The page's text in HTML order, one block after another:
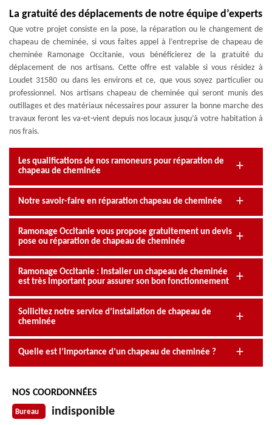
La gratuité des déplacements de notre équipe d’experts
Que votre projet consiste en la pose, la réparation ou le changement de
chapeau de cheminée, si vous faites appel à l’entreprise de chapeau de
cheminée Ramonage Occitanie, vous bénéficierez de la gratuité du
déplacement de nos artisans. Cette offre est valable si vous résidez à
Loudet 31580 ou dans les environs et ce, que vous soyez particulier ou
professionnel. Nos artisans chapeau de cheminée qui seront munis des
outillages et des matériaux nécessaires pour assurer la bonne marche des
travaux feront les va-et-vient depuis nos locaux jusqu’à votre habitation à
nos frais.
Les qualifications de nos ramoneurs pour réparation de
chapeau de cheminée
Notre savoir-faire en réparation chapeau de cheminée
Ramonage Occitanie vous propose gratuitement un devis
pose ou réparation de chapeau de cheminée
Ramonage Occitanie : Installer un chapeau de cheminée
est très important pour assurer son bon fonctionnement
Sollicitez notre service d’installation de chapeau de
cheminée
Quelle est l’importance d’un chapeau de cheminée ?
NOS COORDONNÉES
Bureau indisponible